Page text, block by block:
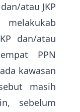
atau JKP
dan/atau
PPN
kawasan
masih
sebelum